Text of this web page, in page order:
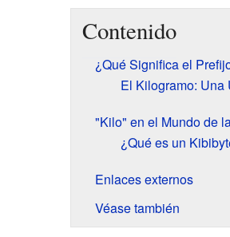
Contenido
¿Qué Significa el
El Kilogramo: Una
"Kilo" en el Mundo de
¿Qué es un
Enlaces externos
Véase también